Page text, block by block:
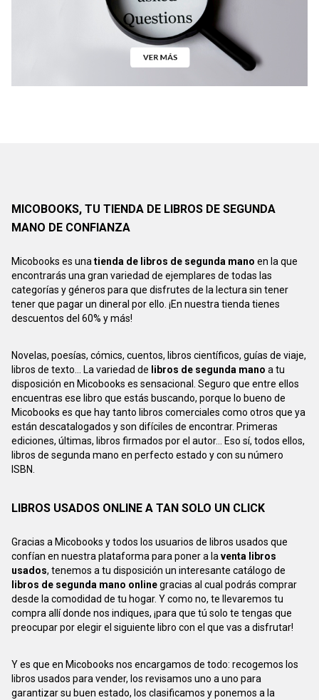
MICOBOOKS, TU TIENDA DE LIBROS DE SEGUNDA
MANO DE CONFIANZA
Micobooks es unatienda de libros de segunda mano en la que
encontrarás una gran variedad de ejemplares de todas las
categorías y géneros para que disfrutes de la lectura sin tener
tener que pagar un dineral por ello. ¡En nuestra tienda tienes
descuentos del 60% y más!
Novelas, poesías, cómics, cuentos, libros científicos, guías de viaje,
libros de texto... La variedad de libros de segunda mano a tu
disposición en Micobooks es sensacional. Seguro que entre ellos
encuentras ese libro que estás buscando, porque lo bueno de
Micobooks es que hay tanto libros comerciales como otros que ya
están descatalogados y son difíciles de encontrar. Primeras
ediciones, últimas, libros firmados por el autor... Eso sí, todos ellos,
libros de segunda mano en perfecto estado y con su número
ISBN.
LIBROS USADOS ONLINE A TAN SOLO UN CLICK
Gracias a Micobooks y todos los usuarios de libros usados que
confían en nuestra plataforma para poner a laventa libros
usados, tenemos a tu disposición un interesante catálogo de
libros de segunda mano onlinegracias al cual podrás comprar
desde la comodidad de tu hogar. Y como no, te llevaremos tu
compra allí donde nos indiques, ¡para que tú solo te tengas que
preocupar por elegir el siguiente libro con el que vas a disfrutar!
Y es que en Micobooks nos encargamos de todo: recogemos los
libros usados para vender, los revisamos uno a uno para
garantizar su buen estado, los clasificamos y ponemos a la